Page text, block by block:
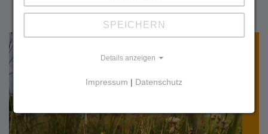
SPEICHERN
Details anzeigen
Impressum | Datenschutz